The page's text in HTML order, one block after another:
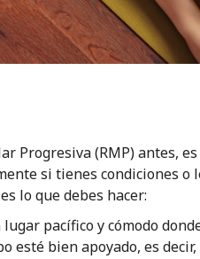
Progresiva (RMP) antes,
si tienes condiciones o
lo que debes hacer:
lugar pacífico y cómodo
esté bien apoyado, es